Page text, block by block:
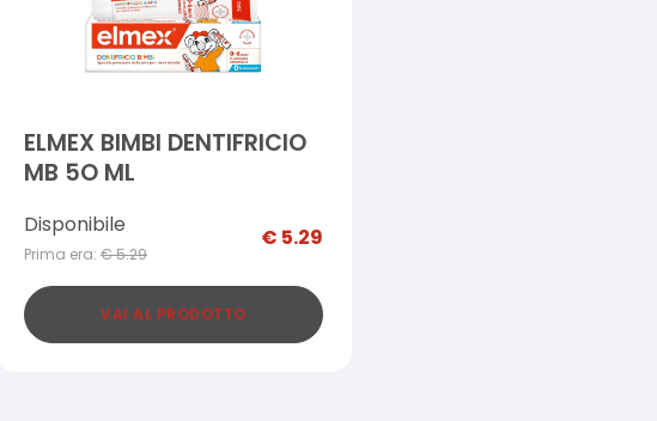
ELMEX BIMBI DENTIFRICIO
MB 5O ML
Disponibile
Prima era: €5.29
€ 5.29
VAI AL PRODOTTO